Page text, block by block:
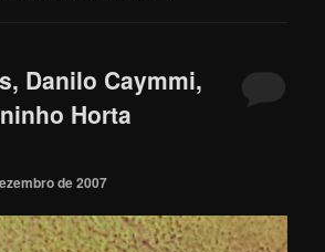
Danilo Caymmi,
Horta
de 2007